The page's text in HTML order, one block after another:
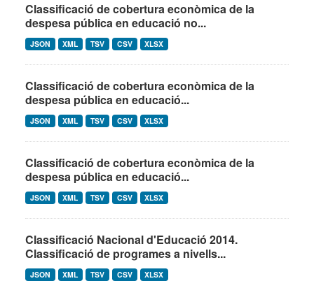
Classificació de cobertura econòmica de la
despesa pública en educació no...
JSON XML TSV CSV XLSX
Classificació de cobertura econòmica de la
despesa pública en educació...
JSON XML TSV CSV XLSX
Classificació de cobertura econòmica de la
despesa pública en educació...
JSON XML TSV CSV XLSX
Classificació Nacional d'Educació 2014.
Classificació de programes a nivells...
JSON XML TSV CSV XLSX